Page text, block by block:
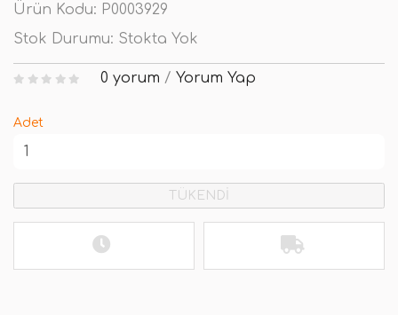
Ürün Kodu: P0003929
Stok Durumu: Stokta Yok
0 yorum / Yorum Yap
Adet
TÜKENDİ